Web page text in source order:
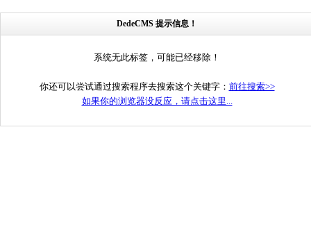
DedeCMS 提示信息！
系统无此标签，可能已经移除！
你还可以尝试通过搜索程序去搜索这个关键字： 前往搜索>>
如果你的浏览器没反应，请点击这里...